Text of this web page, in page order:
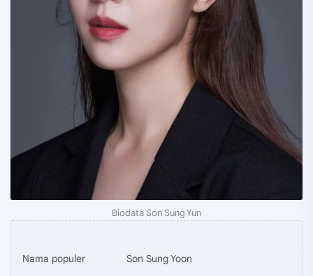
Biodata Son Sung Yun
Nama populer Son Sung Yoon